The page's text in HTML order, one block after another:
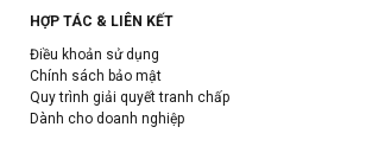
HỢP TÁC & LIÊN KẾT
Điều khoản sử dụng
Chính sách bảo mật
Quy trình giải quyết tranh chấp
Dành cho doanh nghiệp